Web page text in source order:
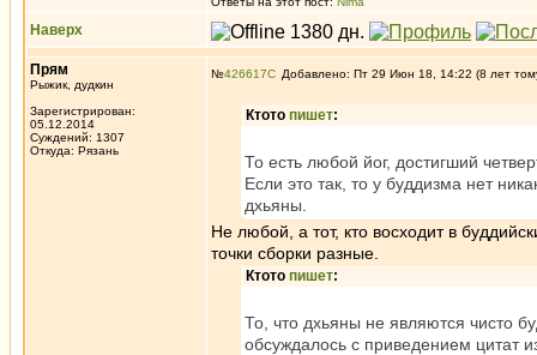
Наверх
Прям
Рыжик, дудкин
Зарегистрирован:
05.12.2014
Суждений: 1307
Откуда: Рязань
№426617 Добавлено: Пт 29 Июн 18, 14:22 (8 лет
Ктото пишет:
То есть любой йог, достигший
Если это так, то у буддизма нет
дхьяны.
Не любой, а тот, кто восходит в
точки сборки разные.
Ктото пишет:
То, что дхьяны не являются чисто
обсуждалось с приведением цитат